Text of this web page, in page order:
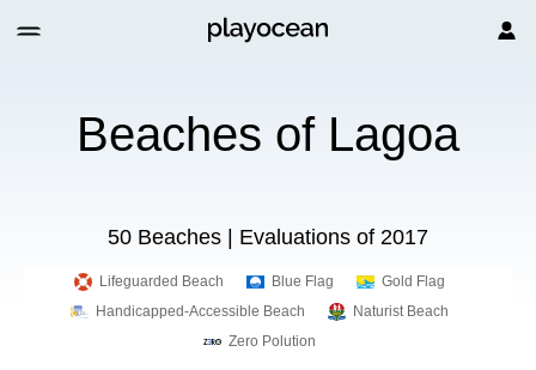
Beaches of Lagoa
50 Beaches | Evaluations of 2017
Lifeguarded Beach Blue Flag
Gold Flag
Handicapped-Accessible Beach
Naturist Beach
Zero Polution